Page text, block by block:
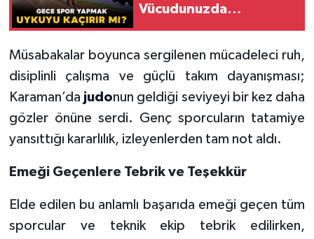
Vücudunuzda
Müsabakalar boyunca sergilenen mücadeleci ruh,
disiplinli çalışma ve güçlü takım dayanışması;
Karaman’da judonun geldiği seviyeyi bir kez daha
gözler önüne serdi. Genç sporcuların tatamiye
yansıttığı kararlılık, izleyenlerden tam not aldı.
Emeği Geçenlere Tebrik ve Teşekkür
Elde edilen bu anlamlı başarıda emeği geçen tüm
sporcular ve teknik ekip tebrik edilirken,